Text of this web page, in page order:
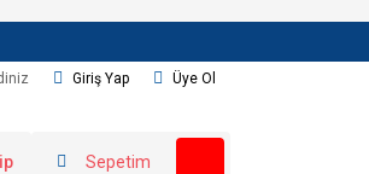
Giriş Yap Üye Ol
Sepetim